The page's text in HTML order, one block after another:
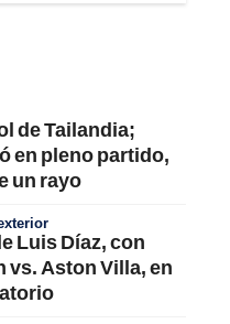
de Tailandia;
en pleno partido,
un rayo
Luis Díaz, con
vs. Aston Villa, en